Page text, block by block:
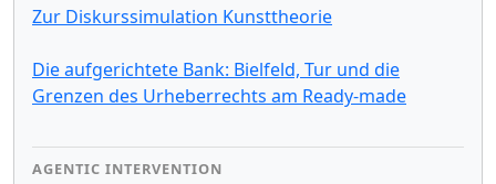
Zur Diskurssimulation Kunsttheorie
Die aufgerichtete Bank: Bielfeld, Tur und die
Grenzen des Urheberrechts am Ready-made
AGENTIC INTERVENTION